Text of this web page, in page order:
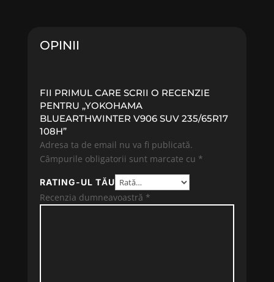
OPINII
FII PRIMUL CARE SCRII O RECENZIE
PENTRU „YOKOHAMA
BLUEARTHWINTER V906 SUV 235/65R17
108H”
Adresa ta de email nu va fi publicată.
Câmpurile obligatorii sunt marcate cu *
RATING-UL TĂU
Recenzia dumneavoastră *